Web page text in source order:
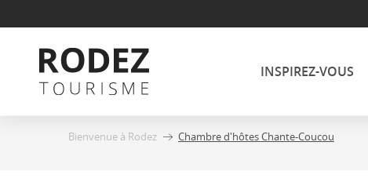
au
contenu
principal
INSPIREZ-VOUS
Bienvenue à Rodez Chambre d'hôtes Chante-Coucou